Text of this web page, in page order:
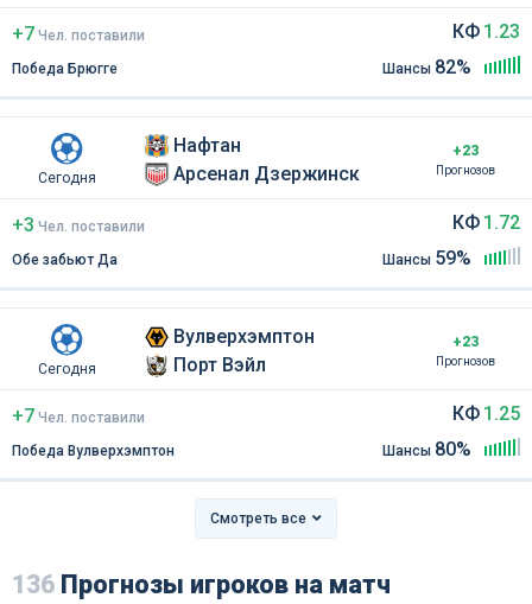
+7 Чел поставили
Победа Брюгге
КФ 1.23
Шансы 82%
Сегодня
Нафтан
Арсенал Дзержинск
+23
Прогнозов
+3 Чел поставили
Обе забьют Да
КФ 1.72
Шансы 59%
Сегодня
Вулверхэмптон
Порт Вэйл
+23
Прогнозов
+7 Чел поставили
Победа Вулверхэмптон
КФ 1.25
Шансы 80%
Смотреть все
136 Прогнозы игроков на матч